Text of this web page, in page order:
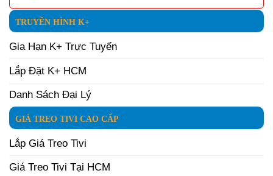
TRUYỀN HÌNH K+
Gia Hạn K+ Trực Tuyến
Lắp Đặt K+ HCM
Danh Sách Đại Lý
GIÁ TREO TIVI CAO CẤP
Lắp Giá Treo Tivi
Giá Treo Tivi Tại HCM